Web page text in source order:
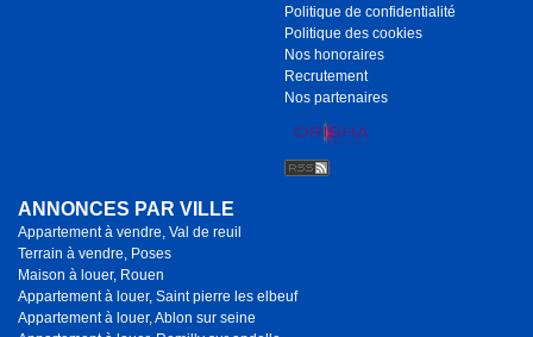
Politique de confidentialité
Politique des cookies
Nos honoraires
Recrutement
Nos partenaires
ANNONCES PAR VILLE
Appartement à vendre, Val de reuil
Terrain à vendre, Poses
Maison à louer, Rouen
Appartement à louer, Saint pierre les elbeuf
Appartement à louer, Ablon sur seine